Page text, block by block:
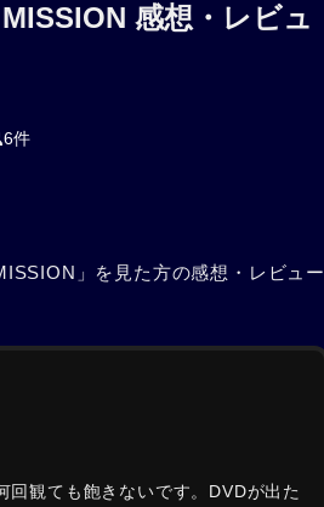
感想・レビュ
6件
」を見た方の感想・レビュー
回観ても飽きないです。DVDが出た